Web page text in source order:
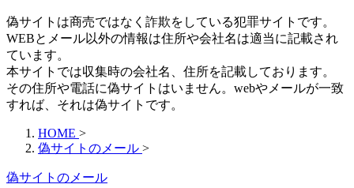
偽サイトは商売ではなく詐欺をしている犯罪サイトです。
WEBとメール以外の情報は住所や会社名は適当に記載され
ています。
本サイトでは収集時の会社名、住所を記載しております。
その住所や電話に偽サイトはいません。webやメールが一致
すれば、それは偽サイトです。
HOME >
偽サイトのメール >
偽サイトのメール